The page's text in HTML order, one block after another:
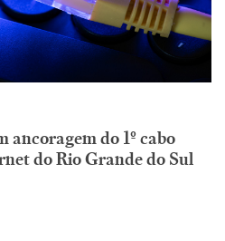
ancoragem do 1º cabo
do Rio Grande do Sul